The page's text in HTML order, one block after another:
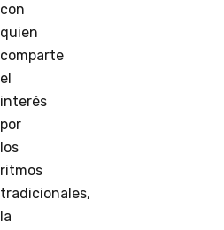
con
quien
comparte
el
interés
por
los
ritmos
tradicionales,
la